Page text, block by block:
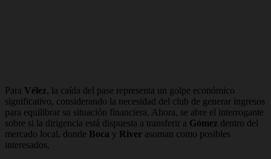
Para Vélez, la caída del pase representa un golpe económico
significativo, considerando la necesidad del club de generar ingresos
para equilibrar su situación financiera. Ahora, se abre el interrogante
sobre si la dirigencia está dispuesta a transferir a Gómez dentro del
mercado local, donde Boca y River asoman como posibles
interesados.